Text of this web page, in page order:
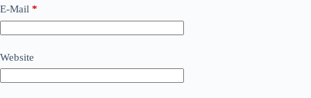
E-Mail *
Website